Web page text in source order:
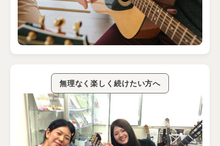
無理なく楽しく続けたい方へ